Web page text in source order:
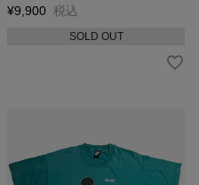
¥9,900 税込
SOLD OUT